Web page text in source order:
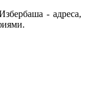
- адреса,